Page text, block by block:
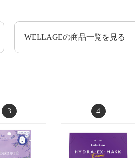
WELLAGEの商品一覧を見る
3 4